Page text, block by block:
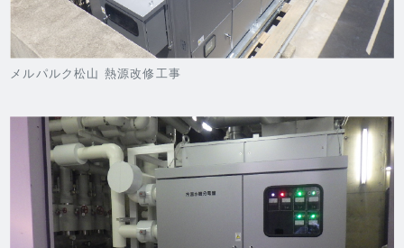
メルパルク松山 熱源改修工事